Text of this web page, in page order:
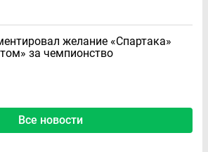
желание «Спартака»
за чемпионство
Все новости